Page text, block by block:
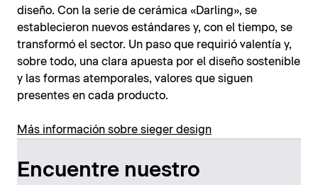
diseño. Con la serie de cerámica «Darling», se
establecieron nuevos estándares y, con el tiempo, se
transformó el sector. Un paso que requirió valentía y,
sobre todo, una clara apuesta por el diseño sostenible
y las formas atemporales, valores que siguen
presentes en cada producto.
Más información sobre sieger design
Encuentre nuestro